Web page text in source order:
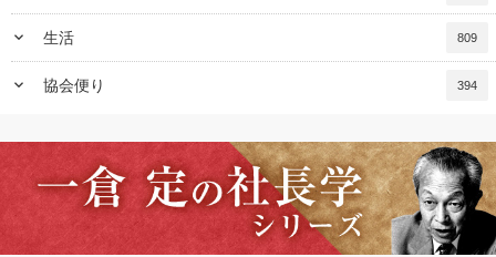
keyboard_arrow_down 生活 809
keyboard_arrow_down 協会便り 394